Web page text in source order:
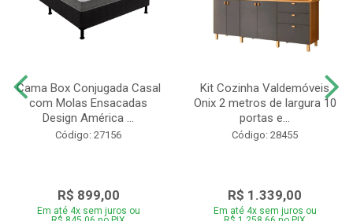
Cama Box Conjugada Casal
com Molas Ensacadas
Design América ...
Código: 27156
R$ 899,00
Em até 4x sem juros ou
Kit Cozinha Valdemóveis
Onix 2 metros de largura 10
portas e...
Código: 28455
R$ 1.339,00
Em até 4x sem juros ou